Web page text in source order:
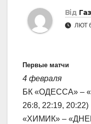
Від
ЛЮТ
Первые матчи
4 февраля
БК «ОДЕССА» –
26:8, 22:19, 20:22)
«ХИМИК» –